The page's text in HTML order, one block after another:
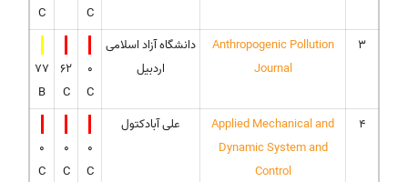
C
C
3
Anthropogenic Pollution
Journal
دانشگاه آزاد اسلامی
اردبیل
0
C
62
C
77
B
4
Applied Mechanical and
Dynamic System and
Control
علی آبادکتول
0
C
0
C
0
C